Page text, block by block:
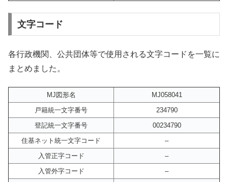
文字コード
各行政機関、公共団体等で使用される文字コードを一覧に
まとめました。
MJ図形名
MJ058041
戸籍統一文字番号
234790
登記統一文字番号
00234790
住基ネット統一文字コード
–
入管正字コード
–
入管外字コード
–